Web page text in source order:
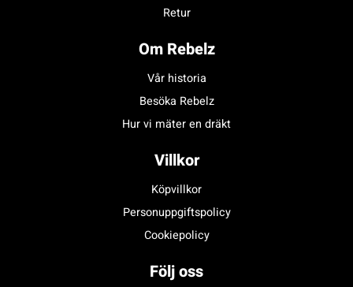
Retur
Om Rebelz
Vår historia
Besöka Rebelz
Hur vi mäter en dräkt
Villkor
Köpvillkor
Personuppgiftspolicy
Cookiepolicy
Följ oss